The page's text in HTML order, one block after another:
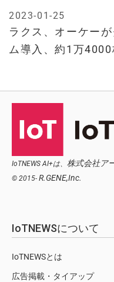
ラクス、オーケー
ム導入、約1万
2023-01-25
IoTNEWS AI+は、 株式会社ア
© 2015- R.GENE,Inc.
IoTNEWSについて
IoTNEWSとは
広告掲載・タイアップ